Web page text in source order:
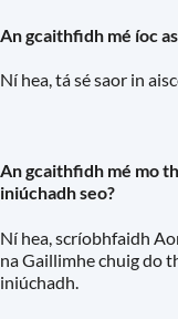
An gcaithfidh mé íoc
Ní hea, tá sé saor in
An gcaithfidh mé mo
iniúchadh seo?
Ní hea, scríobhfaidh
na Gaillimhe chuig do
iniúchadh.